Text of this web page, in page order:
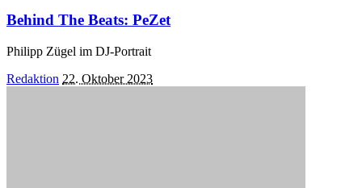
Behind The Beats: PeZet
Philipp Zügel im DJ-Portrait
Posted
Redaktion 22. Oktober 2023